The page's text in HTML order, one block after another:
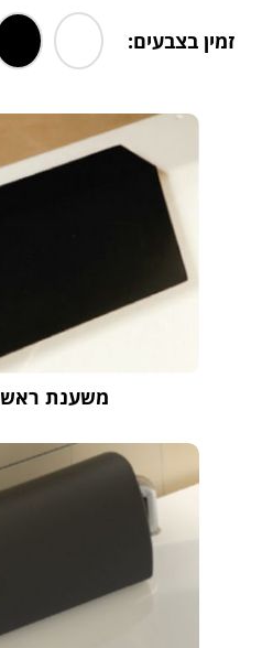
זמין בצבעים:
משענת ראש S-130